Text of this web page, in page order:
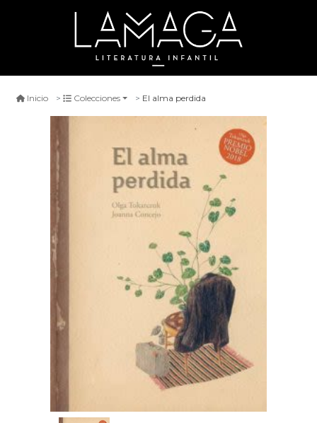
Inicio Colecciones El alma perdida